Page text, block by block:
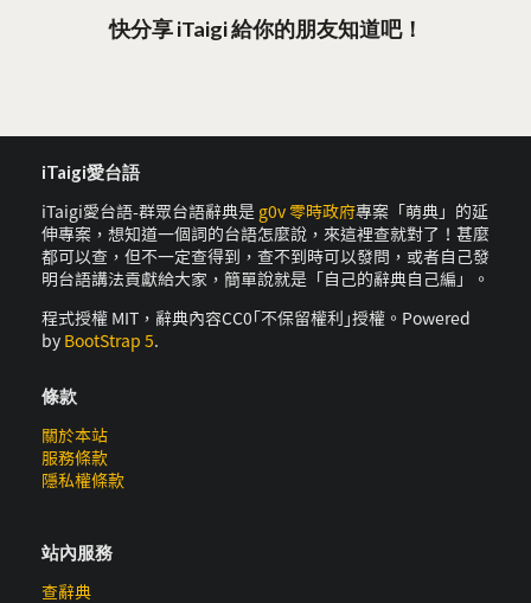
快分享 iTaigi 給你的朋友知道吧！
iTaigi愛台語
iTaigi愛台語-群眾台語辭典是 g0v 零時政府專案「萌典」的延
伸專案，想知道一個詞的台語怎麼說，來這裡查就對了！甚麼
都可以查，但不一定查得到，查不到時可以發問，或者自己發
明台語講法貢獻給大家，簡單說就是「自己的辭典自己編」。
程式授權 MIT，辭典內容CC0｢不保留權利｣授權。Powered
by BootStrap 5.
條款
關於本站
服務條款
隱私權條款
站內服務
查辭典